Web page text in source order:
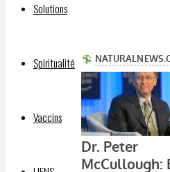
Solutions
Spiritualité
Vaccins